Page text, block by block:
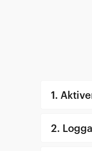
1.
2.